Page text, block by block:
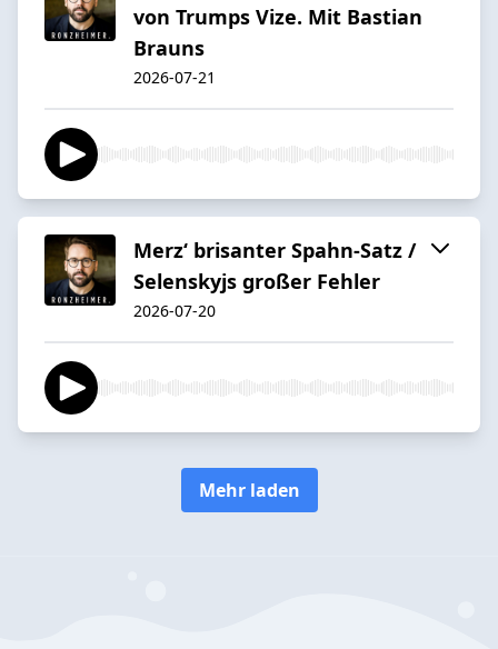
von Trumps Vize. Mit Bastian
Brauns
2026-07-21
Merz‘ brisanter Spahn-Satz /
Selenskyjs großer Fehler
2026-07-20
Mehr laden